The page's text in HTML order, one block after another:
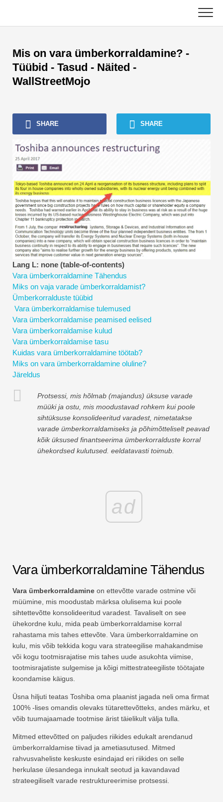
content
Raamatupidamise õpetused
Varahalduse õpetused
Excel, VBA ja Power BI
Investeerimispanganduse õpetused
Parimad raamatud
Finants Karjäärijuhised
Rahanduse sertifitseerimise ressursid
Finantsmodelleerimise õpetused
Täisvorm
Riskijuhtimise õpetused
Mis on vara ümberkorraldamine? -
Tüübid - Tasud - Näited -
WallStreetMojo
SHARE SHARE
Lang L: none (table-of-contents)
Vara ümberkorraldamine Tähendus
Miks on vaja varade ümberkorraldamist?
Ümberkorralduste tüübid
Vara ümberkorraldamise tulemused
Vara ümberkorraldamise peamised eelised
Vara ümberkorraldamise kulud
Vara ümberkorraldamise tasu
Kuidas vara ümberkorraldamine töötab?
Miks on vara ümberkorraldamine oluline?
Järeldus
Protsessi, mis hõlmab (majandus) üksuse varade
müüki ja ostu, mis moodustavad rohkem kui poole
sihtüksuse konsolideeritud varadest, nimetatakse
varade ümberkorraldamiseks ja põhimõtteliselt peavad
kõik üksused finantseerima ümberkorralduste korral
ühekordsed kulutused. eeldatavasti toimub.
ad
Vara ümberkorraldamine Tähendus
Vara ümberkorraldamine on ettevõtte varade ostmine või
müümine, mis moodustab märksa olulisema kui poole
sihtettevõtte konsolideeritud varadest. Tavaliselt on see
ühekordne kulu, mida peab ümberkorraldamise korral
rahastama mis tahes ettevõte. Vara ümberkorraldamine on
kulu, mis võib tekkida kogu vara strateegilise mahakandmise
või kogu tootmisrajatise mis tahes uude asukohta viimise,
tootmisrajatiste sulgemise ja kõigi mittestrateegiliste töötajate
koondamise käigus.
Üsna hiljuti teatas Toshiba oma plaanist jagada neli oma firmat
100% -lises omandis olevaks tütarettevõtteks, andes märku, et
võib tuumajaamade tootmise ärist täielikult välja tulla.
Mitmed ettevõtted on paljudes riikides edukalt arendanud
ümberkorraldamise tiivad ja ametiasutused. Mitmed
rahvusvaheliste keskuste esindajad eri riikides on selle
herkulase ülesandega innukalt seotud ja kavandavad
strateegiliselt varade restruktureerimise protsessi.